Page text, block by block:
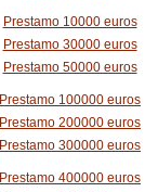
Prestamo 10000 euros
Prestamo 30000 euros
Prestamo 50000 euros
Prestamo 100000 euros
Prestamo 200000 euros
Prestamo 300000 euros
Prestamo 400000 euros